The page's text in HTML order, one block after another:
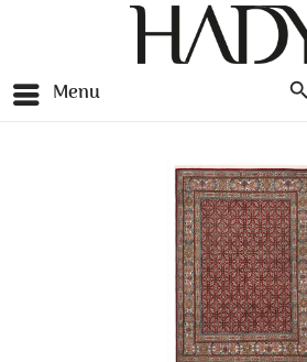
Menu